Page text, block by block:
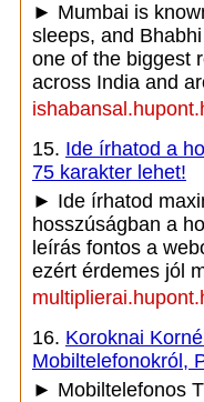
► Mumbai is
sleeps, and
one of the biggest
across India and
15. Ide írhatod a
75 karakter lehet!
► Ide írhatod
hosszúságban a
leírás fontos a
ezért érdemes jól
16. Koroknai
Mobiltelefonokról,
► Mobiltelefonos